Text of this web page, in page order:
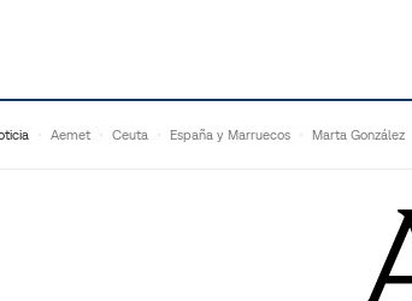
Aemet Ceuta España y Marruecos Marta González